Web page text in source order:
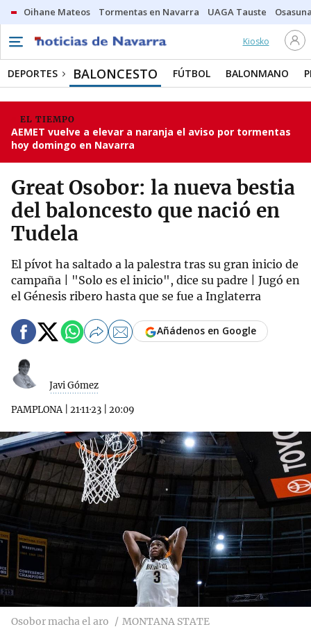
Oihane Mateos Tormentas en Navarra UAGA Tauste
Kiosko
DEPORTES BALONCESTO FÚTBOL BALONMANO
EL TIEMPO
AEMET vuelve a elevar a naranja el aviso por tormentas
hoy domingo en Navarra
Great Osobor: la nueva bestia
del baloncesto que nació en
Tudela
El pívot ha saltado a la palestra tras su gran inicio de
campaña | "Solo es el inicio", dice su padre | Jugó en
el Génesis ribero hasta que se fue a Inglaterra
Javi Gómez
PAMPLONA| 21·11·23 20:09
Añádenos en Google
Osobor macha el aro MONTANA STATE